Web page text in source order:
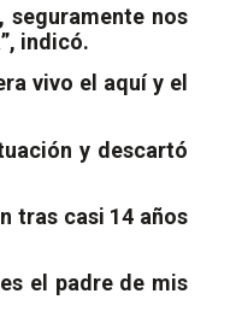
seguramente nos
indicó.
vivo el aquí y el
y descartó
tras casi 14 años
el padre de mis